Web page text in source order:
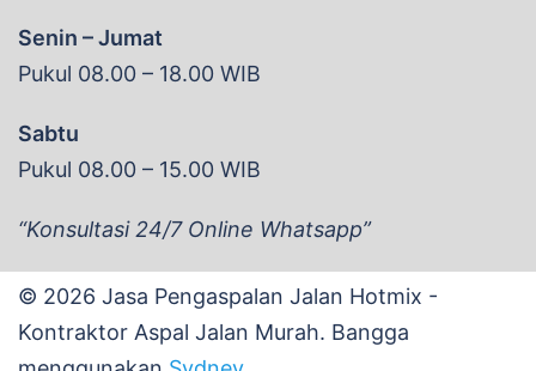
Senin – Jumat
Pukul 08.00 – 18.00 WIB
Sabtu
Pukul 08.00 – 15.00 WIB
“Konsultasi 24/7 Online Whatsapp”
© 2026 Jasa Pengaspalan Jalan Hotmix -
Kontraktor Aspal Jalan Murah. Bangga